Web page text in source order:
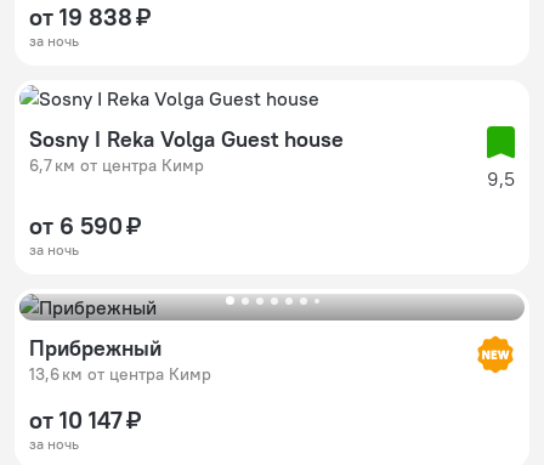
от 19 838 ₽
за ночь
Sosny I Reka Volga Guest house
6,7 км от центра Кимр
9,5
от 6 590 ₽
за ночь
Прибрежный
13,6 км от центра Кимр
от 10 147 ₽
за ночь